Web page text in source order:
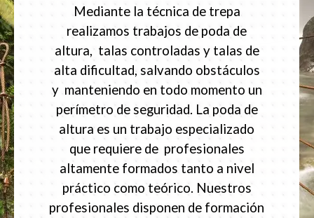
Mediante la técnica de trepa
realizamos trabajos de poda de
altura, talas controladas y talas de
alta dificultad, salvando obstáculos
y manteniendo en todo momento un
perímetro de seguridad. La poda de
altura es un trabajo especializado
que requiere de profesionales
altamente formados tanto a nivel
práctico como teórico. Nuestros
profesionales disponen de formación